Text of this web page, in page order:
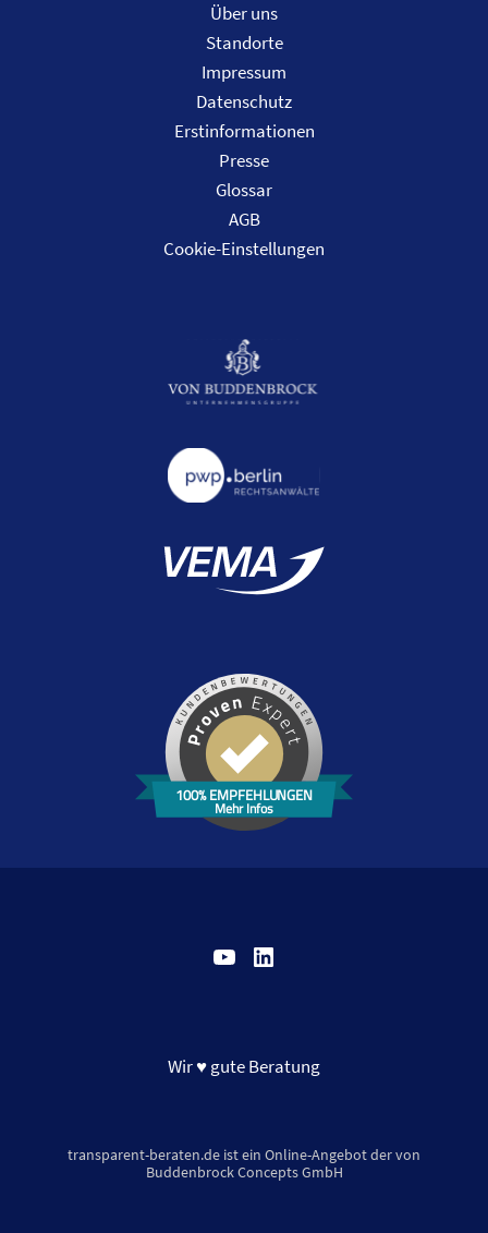
Über uns
Standorte
Impressum
Datenschutz
Erstinformationen
Presse
Glossar
AGB
Cookie-Einstellungen
100% EMPFEHLUNGEN
Mehr Infos
YouTube LinkedIn
Wir ♥ gute Beratung
transparent-beraten.de ist ein Online-Angebot der von
Buddenbrock Concepts GmbH